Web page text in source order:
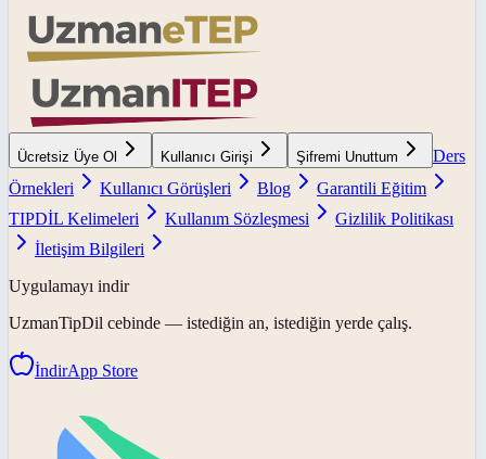
Ücretsiz Üye Ol Kullanıcı Girişi Şifremi Unuttum
Ders
Örnekleri
Kullanıcı Görüşleri Blog
Garantili Eğitim
TIPDİL Kelimeleri
Kullanım Sözleşmesi
Gizlilik Politikası
İletişim Bilgileri
Uygulamayı indir
UzmanTipDil cebinde — istediğin an, istediğin yerde çalış.
İndirApp Store